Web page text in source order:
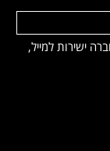
ישירות למייל,